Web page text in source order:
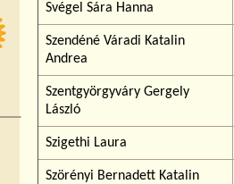
Svégel Sára Hanna
Szendéné Váradi Katalin
Andrea
Szentgyörgyváry Gergely
László
Szigethi Laura
Szörényi Bernadett Katalin